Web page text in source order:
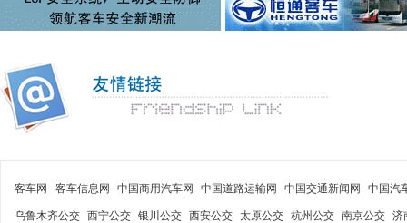
客车网 客车信息网 中国商用汽车网 中国道路运输网 中国交通新闻网 中国汽
乌鲁木齐公交 西宁公交 银川公交 西安公交 太原公交 杭州公交 南京公交 济